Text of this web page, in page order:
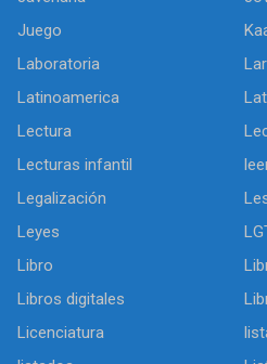
Juego
Laboratoria
Latinoamerica
Lectura
Lecturas infantil
Legalización
Leyes
Libro
Libros digitales
Licenciatura